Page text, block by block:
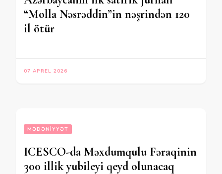
“Molla Nəsrəddin”in nəşrindən 120
il ötür
07 APREL 2026
MƏDƏNIYYƏT
ICESCO-da Məxdumqulu Fəraqinin
300 illik yubileyi qeyd olunacaq